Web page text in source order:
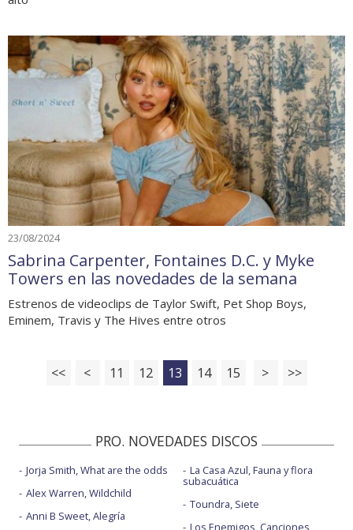
23/08/2024
Sabrina Carpenter, Fontaines D.C. y Myke
Towers en las novedades de la semana
Estrenos de videoclips de Taylor Swift, Pet Shop Boys,
Eminem, Travis y The Hives entre otros
<< < 11 12 13 14 15 > >>
PRO. NOVEDADES DISCOS
Jorja Smith, What are the odds
Alex Warren, Wildchild
Anni B Sweet, Alegría
La Casa Azul, Fauna y flora
subacuática
Toundra, Siete
Los Enemigos, Canciones